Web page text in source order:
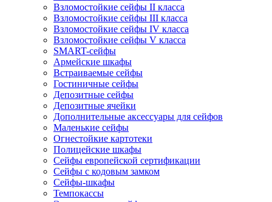
Взломостойкие сейфы II класса
Взломостойкие сейфы III класса
Взломостойкие сейфы IV класса
Взломостойкие сейфы V класса
SMART-сейфы
Армейские шкафы
Встраиваемые сейфы
Гостиничные сейфы
Депозитные сейфы
Депозитные ячейки
Дополнительные аксессуары для сейфов
Маленькие сейфы
Огнестойкие картотеки
Полицейские шкафы
Сейфы европейской сертификации
Сейфы с кодовым замком
Сейфы-шкафы
Темпокассы